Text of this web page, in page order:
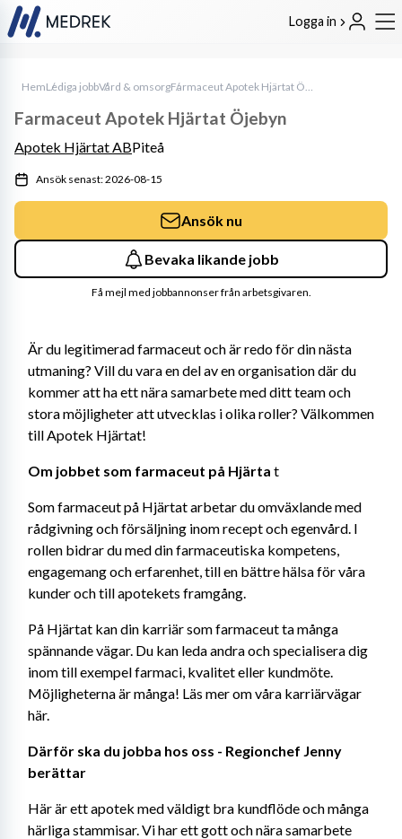
Logga in
HemLediga jobbVård & omsorg Farmaceut Apotek Hjärtat Öjebyn
Är du legitimerad farmaceut och är redo för din nästa
utmaning? Vill du vara en del av en organisation där du
kommer att ha ett nära samarbete med ditt team och
stora möjligheter att utvecklas i olika roller? Välkommen
till Apotek Hjärtat!
Om jobbet som farmaceut på Hjärta t
Som farmaceut på Hjärtat arbetar du omväxlande med
rådgivning och försäljning inom recept och egenvård. I
rollen bidrar du med din farmaceutiska kompetens,
engagemang och erfarenhet, till en bättre hälsa för våra
kunder och till apotekets framgång.
På Hjärtat kan din karriär som farmaceut ta många
spännande vägar. Du kan leda andra och specialisera dig
inom till exempel farmaci, kvalitet eller kundmöte.
Möjligheterna är många! Läs mer om våra karriärvägar
här.
Därför ska du jobba hos oss - Regionchef Jenny
berättar
Här är ett apotek med väldigt bra kundflöde och många
härliga stammisar. Vi har ett gott och nära samarbete
Farmaceut Apotek Hjärtat Öjebyn
Apotek Hjärtat ABPiteå
Ansök senast: 2026-08-15
Ansök nu
Bevaka likande jobb
Få mejl med jobbannonser från arbetsgivaren.